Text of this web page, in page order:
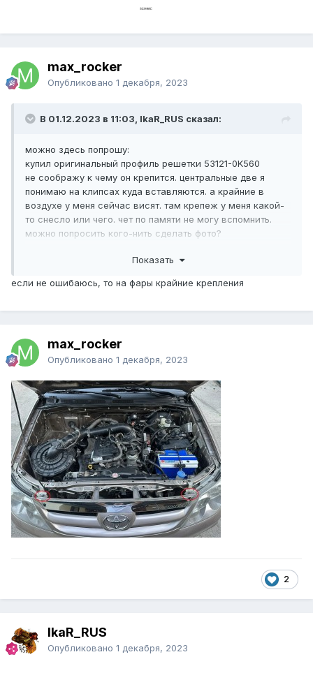
max_rocker
Опубликовано 1 декабря, 2023
В 01.12.2023 в 11:03, IkaR_RUS сказал:
можно здесь попрошу:
купил оригинальный профиль решетки 53121-0K560
не соображу к чему он крепится. центральные две я
понимаю на клипсах куда вставляются. а крайние в
воздухе у меня сейчас висят. там крепеж у меня какой-
то снесло или чего. чет по памяти не могу вспомнить.
можно попросить кого-нить сделать фото?
Показать
если не ошибаюсь, то на фары крайние крепления
max_rocker
Опубликовано 1 декабря, 2023
2
IkaR_RUS
Опубликовано 1 декабря, 2023